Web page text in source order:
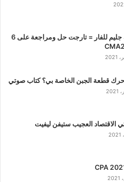
كل اسئلة جليم للفار = تارجت حل ومراجعة على 6
قطعة الجبن الخاصة بي؟ كتاب صوتي
الاقتصاد العجيب ستيفن ليفيت